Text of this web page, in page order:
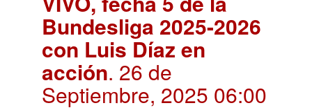
Bundesliga 2025-2026
con Luis Díaz en
acción. 26 de
Septiembre, 2025 06:00